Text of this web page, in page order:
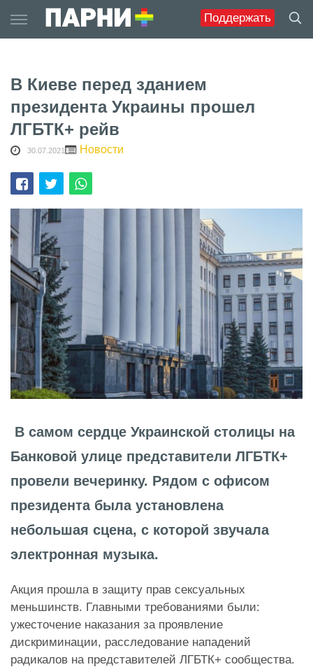
Поддержать
to
content
В Киеве перед зданием
президента Украины прошел
ЛГБТК+ рейв
30.07.2021 Новости
В самом сердце Украинской столицы на
Банковой улице представители ЛГБТК+
провели вечеринку. Рядом с офисом
президента была установлена
небольшая сцена, с которой звучала
электронная музыка.
Акция прошла в защиту прав сексуальных
меньшинств. Главными требованиями были:
ужесточение наказания за проявление
дискриминации, расследование нападений
радикалов на представителей ЛГБТК+ сообщества.